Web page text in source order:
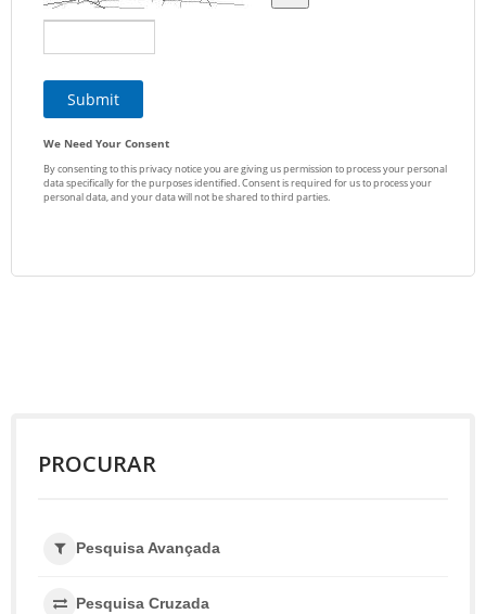
PROCURAR
Pesquisa Avançada
Pesquisa Cruzada